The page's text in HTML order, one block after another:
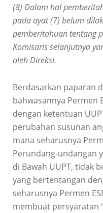
(8) Dalam hal
pada ayat (7) belum
pemberitahuan tentang
Komisaris selanjutnya
oleh Direksi.
Berdasarkan paparan
bahwasannya Permen
dengan ketentuan
perubahan susunan
mana seharusnya
Perundang-undangan
di Bawah UUPT, tidak
yang bertentangan
seharusnya Permen
membuat persyaratan